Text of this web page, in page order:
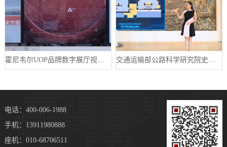
霍尼韦尔UOP品牌数字展厅视频制作案例 交通运输部公路科学研究院史馆数字展厅案例
电话：400-006-1988
手机：13911980888
座机：010-68706511